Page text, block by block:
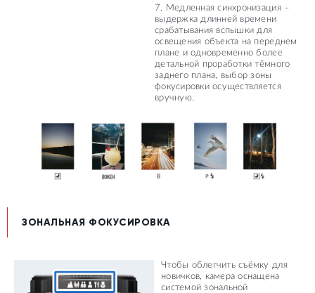
7. Медленная синхронизация –
выдержка длинней времени
срабатывания вспышки для
освещения объекта на переднем
плане и одновременно более
детальной проработки тёмного
заднего плана, выбор зоны
фокусировки осуществляется
вручную.
ЗОНАЛЬНАЯ ФОКУСИРОВКА
Чтобы облегчить съёмку для
новичков, камера оснащена
системой зональной